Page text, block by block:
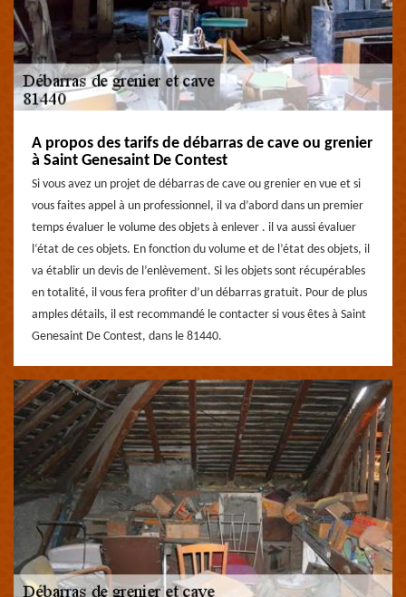
A propos des tarifs de débarras de cave ou grenier
à Saint Genesaint De Contest
Si vous avez un projet de débarras de cave ou grenier en vue et si
vous faites appel à un professionnel, il va d’abord dans un premier
temps évaluer le volume des objets à enlever . il va aussi évaluer
l‘état de ces objets. En fonction du volume et de l’état des objets, il
va établir un devis de l’enlèvement. Si les objets sont récupérables
en totalité, il vous fera profiter d’un débarras gratuit. Pour de plus
amples détails, il est recommandé le contacter si vous êtes à Saint
Genesaint De Contest, dans le 81440.